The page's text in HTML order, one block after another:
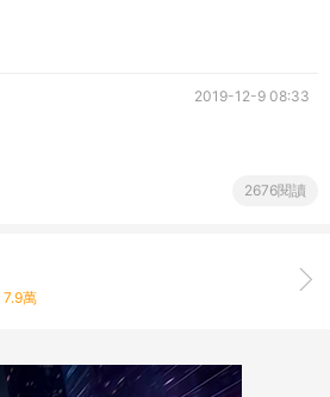
2019-12-9 08:33
2676閱讀
7.9萬